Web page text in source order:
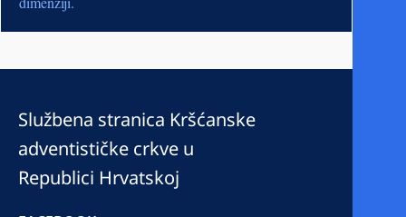
Službena stranica Kršćanske
adventističke crkve u
Republici Hrvatskoj